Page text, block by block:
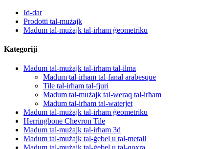
Id-dar
Prodotti tal-mużajk
Madum tal-mużajk tal-irħam ġeometriku
Kategoriji
Madum tal-mużajk tal-irħam tal-ilma
Madum tal-irħam tal-fanal arabesque
Tile tal-irħam tal-fjuri
Madum tal-mużajk tal-weraq tal-irħam
Madum tal-irħam tal-waterjet
Madum tal-mużajk tal-irħam ġeometriku
Herringbone Chevron Tile
Madum tal-mużajk tal-irħam 3d
Madum tal-mużajk tal-ġebel u tal-metall